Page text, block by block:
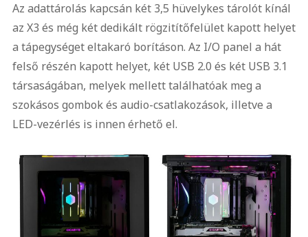
Az adattárolás kapcsán két 3,5 hüvelykes tárolót kínál
az X3 és még két dedikált rögzitítőfelület kapott helyet
a tápegységet eltakaró borításon. Az I/O panel a hát
felső részén kapott helyet, két USB 2.0 és két USB 3.1
társaságában, melyek mellett találhatóak meg a
szokásos gombok és audio-csatlakozások, illetve a
LED-vezérlés is innen érhető el.